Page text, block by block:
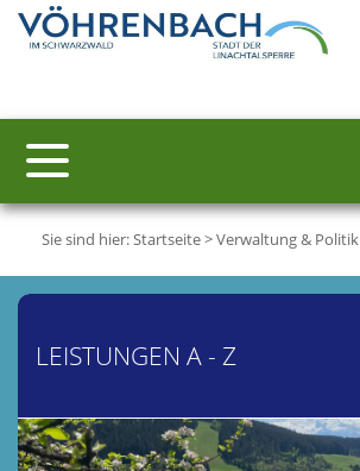
Sie sind hier:Startseite>Verwaltung & Politik
LEISTUNGEN A - Z